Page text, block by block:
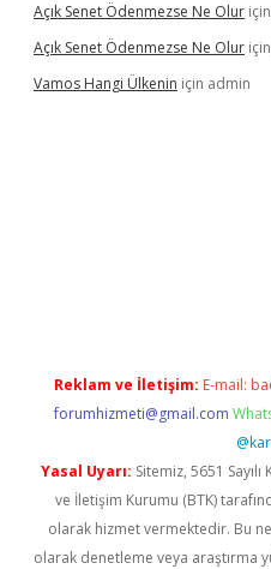
Açık Senet Ödenmezse Ne Olur için
Açık Senet Ödenmezse Ne Olur için
Vamos Hangi Ülkenin için admin
Reklam ve İletişim: E-mail:
forumhizmeti@gmail.com
Yasal Uyarı: Sitemiz, 5651
ve İletişim Kurumu (BTK)
olarak hizmet vermektedir. Bu
olarak denetleme veya araştırma